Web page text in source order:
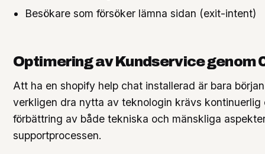
Besökare som försöker lämna sidan (exit-intent)
Optimering av Kundservice genom
Att ha en shopify help chat installerad är bara
verkligen dra nytta av teknologin krävs kontinuerlig
förbättring av både tekniska och mänskliga
supportprocessen.